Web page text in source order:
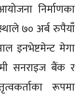
निर्माणका
७० अर्ब रुपैयाँ
इनभेष्टमेन्ट मेगा
सनराइज बैंक र
रूपमा